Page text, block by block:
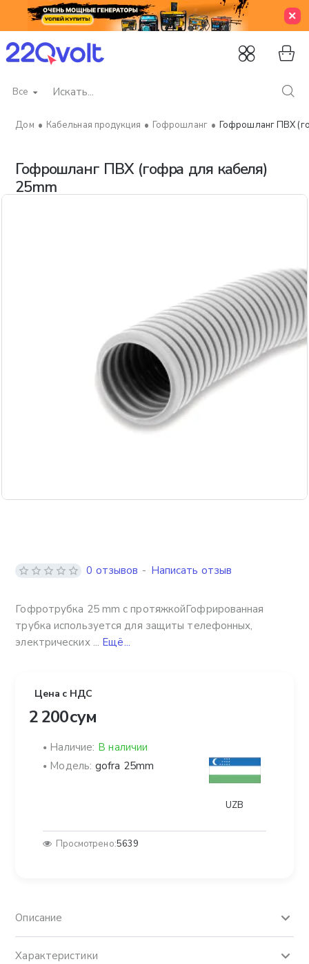
Все
Искать...
Гофрошланг ПВХ (гофра для кабеля)
25mm
Кабельная продукция Гофрошланг Гофрошланг ПВХ
Гофротрубка 25 mm с протяжкойГофрированная
трубка используется для защиты телефонных,
электрических ... Ещё...
0 отзывов - Написать отзыв
Цена с НДС
2 200 сум
Наличие: В наличии
Модель: gofra 25mm
UZB
Просмотрено:5639
Описание
Характеристики